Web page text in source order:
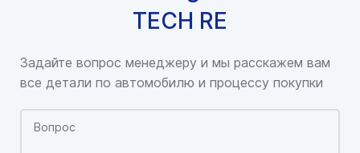
TECH RE
Задайте вопрос менеджеру и мы расскажем вам
все детали по автомобилю и процессу покупки